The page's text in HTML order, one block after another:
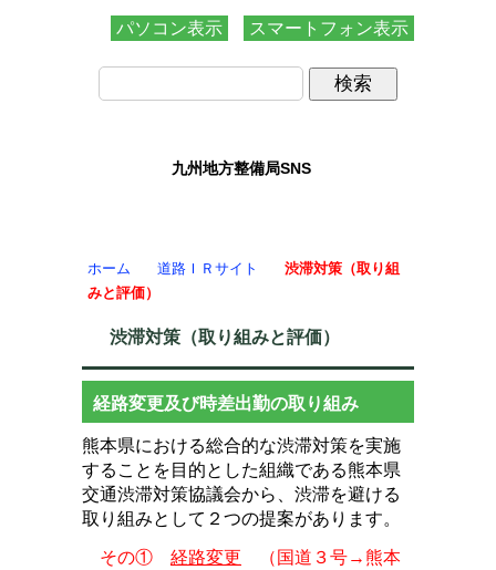
パソコン表示 スマートフォン表示
九州地方整備局SNS
ホーム 道路ＩＲサイト
渋滞対策（取り組
みと評価）
渋滞対策（取り組みと評価）
経路変更及び時差出勤の取り組み
熊本県における総合的な渋滞対策を実施
することを目的とした組織である熊本県
交通渋滞対策協議会から、渋滞を避ける
取り組みとして２つの提案があります。
その① 経路変更 （国道３号→熊本